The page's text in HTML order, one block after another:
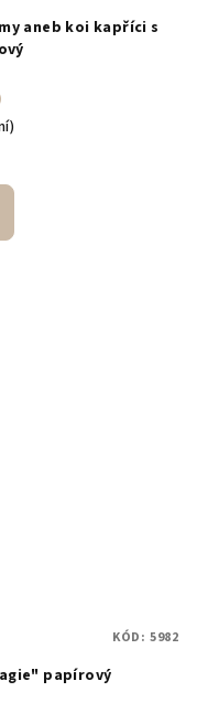
aneb koi kapříci s
papírový
KÓD: 5982